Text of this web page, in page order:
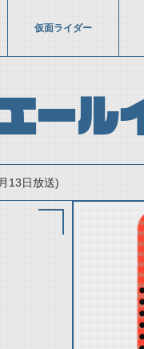
仮面ライダー
ール
13日放送)